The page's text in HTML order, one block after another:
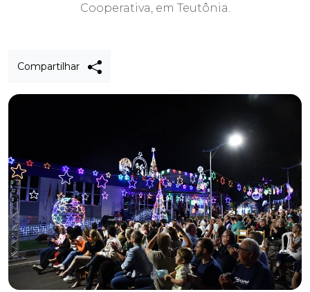
Cooperativa, em Teutônia.
Compartilhar